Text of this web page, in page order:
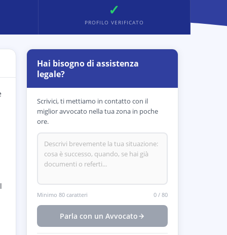
✓
PROFILO VERIFICATO
Hai bisogno di assistenza
legale?
Scrivici, ti mettiamo in contatto con il
miglior avvocato nella tua zona in poche
ore.
Minimo 80 caratteri 0 / 80
Parla con un Avvocato